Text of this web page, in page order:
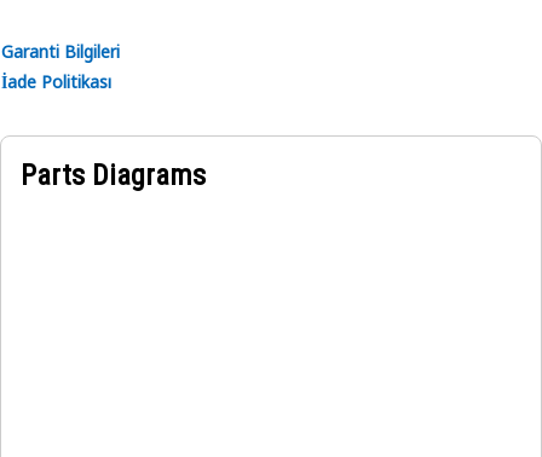
Garanti Bilgileri
İade Politikası
Parts Diagrams